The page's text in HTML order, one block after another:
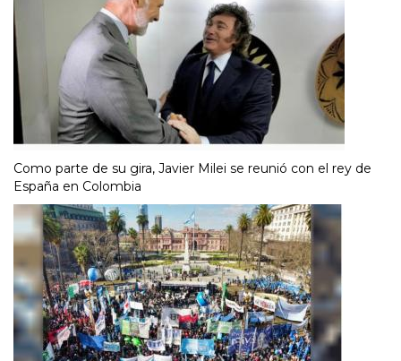
Como parte de su gira, Javier Milei se reunió con el rey de
España en Colombia